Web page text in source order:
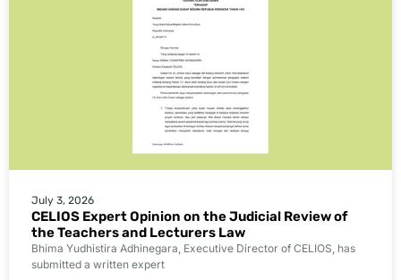
July 3, 2026
CELIOS Expert Opinion on the Judicial Review of
the Teachers and Lecturers Law
Bhima Yudhistira Adhinegara, Executive Director of CELIOS, has
submitted a written expert